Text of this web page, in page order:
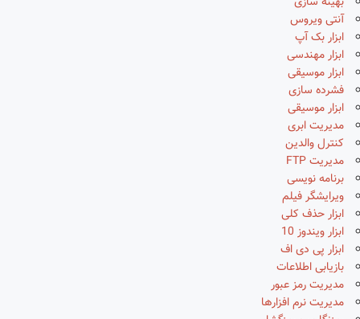
آنتی ویروس
ابزار بک آپ
ابزار مهندسی
ابزار موسیقی
فشرده سازی
ابزار موسیقی
مدیریت ابری
کنترل والدین
مدیریت FTP
برنامه نویسی
ویرایشگر فیلم
ابزار حذف کلی
ابزار ویندوز 10
ابزار پی دی اف
بازیابی اطلاعات
مدیریت رمز عبور
مدیریت نرم افزارها